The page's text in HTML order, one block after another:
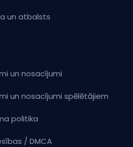
un atbalsts
un nosacījumi
un nosacījumi spēlētājiem
politika
/ DMCA